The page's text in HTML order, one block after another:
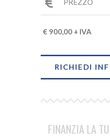
PREZZO
€ 900,00 + IVA
RICHIEDI
FINANZIA LA